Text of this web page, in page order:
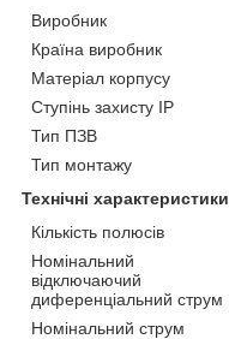
Виробник
Країна виробник
Матеріал корпусу
Ступінь захисту IP
Тип ПЗВ
Тип монтажу
Технічні характеристики
Кількість полюсів
Номінальний
відключаючий
диференціальний струм
Номінальний струм